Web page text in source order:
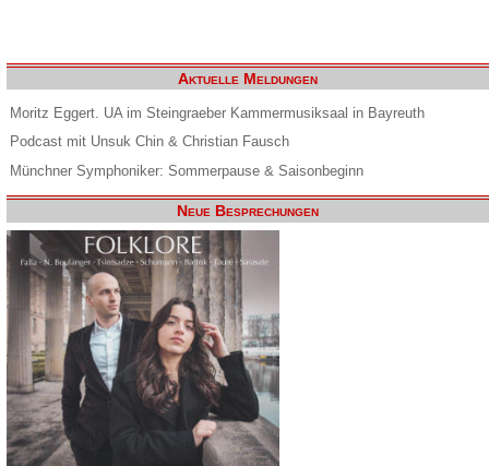
Aktuelle Meldungen
Moritz Eggert. UA im Steingraeber Kammermusiksaal in Bayreuth
Podcast mit Unsuk Chin & Christian Fausch
Münchner Symphoniker: Sommerpause & Saisonbeginn
Neue Besprechungen